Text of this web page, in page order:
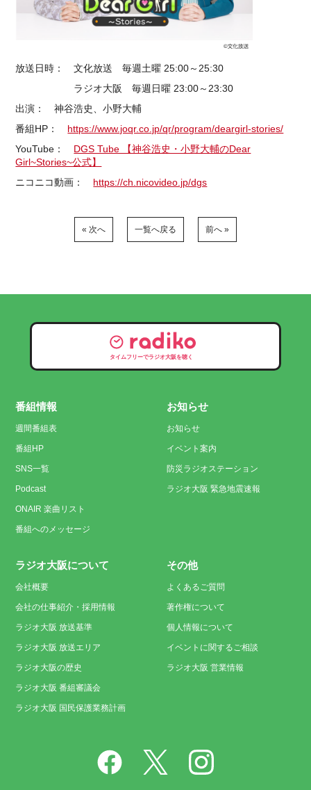
放送日時： 文化放送 毎週土曜 25:00～25:30
ラジオ大阪 毎週日曜 23:00～23:30
出演： 神谷浩史、小野大輔
番組HP： https://www.joqr.co.jp/qr/program/deargirl-stories/
YouTube： DGS Tube 【神谷浩史・小野大輔のDear
Girl~Stories~公式】
ニコニコ動画： https://ch.nicovideo.jp/dgs
« 次へ 一覧へ戻る 前へ »
タイムフリーでラジオ大阪を聴く
番組情報
週間番組表
番組HP
SNS一覧
Podcast
ONAIR 楽曲リスト
番組へのメッセージ
お知らせ
お知らせ
イベント案内
防災ラジオステーション
ラジオ大阪 緊急地震速報
ラジオ大阪について
会社概要
会社の仕事紹介・採用情報
ラジオ大阪 放送基準
ラジオ大阪 放送エリア
ラジオ大阪の歴史
ラジオ大阪 番組審議会
ラジオ大阪 国民保護業務計画
その他
よくあるご質問
著作権について
個人情報について
イベントに関するご相談
ラジオ大阪 営業情報